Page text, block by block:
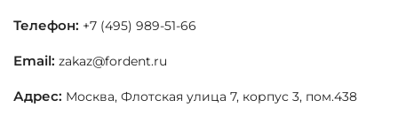
Телефон: +7 (495) 989-51-66
Email: zakaz@fordent.ru
Адрес: Москва, Флотская улица 7, корпус 3, пом.438